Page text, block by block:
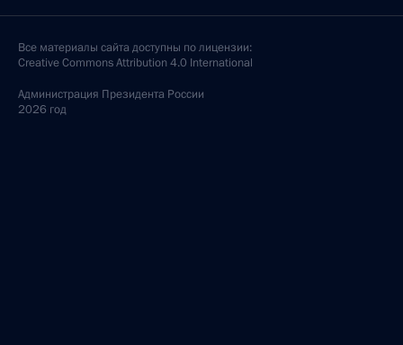
Все материалы сайта доступны по лицензии:
Creative Commons Attribution 4.0 International
Администрация Президента России
2026 год